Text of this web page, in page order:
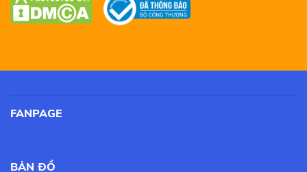
FANPAGE
BẢN ĐỒ